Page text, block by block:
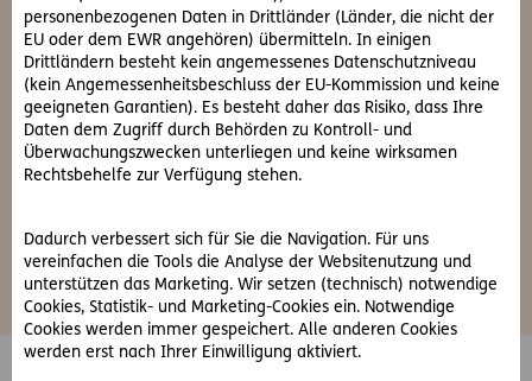
personenbezogenen Daten in Drittländer (Länder, die nicht der
EU oder dem EWR angehören) übermitteln. In einigen
Drittländern besteht kein angemessenes Datenschutzniveau
(kein Angemessenheitsbeschluss der EU-Kommission und keine
geeigneten Garantien). Es besteht daher das Risiko, dass Ihre
Daten dem Zugriff durch Behörden zu Kontroll- und
Überwachungszwecken unterliegen und keine wirksamen
Rechtsbehelfe zur Verfügung stehen.
Dadurch verbessert sich für Sie die Navigation. Für uns
vereinfachen die Tools die Analyse der Websitenutzung und
unterstützen das Marketing. Wir setzen (technisch) notwendige
Cookies, Statistik- und Marketing-Cookies ein. Notwendige
Cookies werden immer gespeichert. Alle anderen Cookies
werden erst nach Ihrer Einwilligung aktiviert.
Unsere Maklerbetreuerinnen und -betreuer sind
kompetente Ansprechpartner für Ihre Anliegen in der
Sach-, Lebens- und Krankenversicherung.